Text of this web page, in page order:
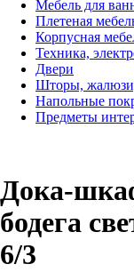
Мебель для
Плетеная
Корпусная
Техника,
Двери
Шторы,
Напольные
Предметы
Дока-
бодега
6/3